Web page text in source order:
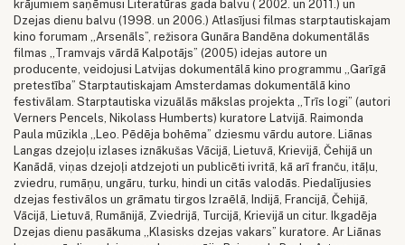
krājumiem saņēmusi Literatūras gada balvu ( 2002. un 2011.) un
Dzejas dienu balvu (1998. un 2006.) Atlasījusi filmas starptautiskajam
kino forumam „Arsenāls”, režisora Gunāra Bandēna dokumentālās
filmas „Tramvajs vārdā Kalpotājs” (2005) idejas autore un
producente, veidojusi Latvijas dokumentālā kino programmu „Garīgā
pretestība” Starptautiskajam Amsterdamas dokumentālā kino
festivālam. Starptautiska vizuālās mākslas projekta „Trīs logi” (autori
Verners Pencels, Nikolass Humberts) kuratore Latvijā. Raimonda
Paula mūzikla „Leo. Pēdēja bohēma” dziesmu vārdu autore. Liānas
Langas dzejoļu izlases iznākušas Vācijā, Lietuvā, Krievijā, Čehijā un
Kanādā, viņas dzejoļi atdzejoti un publicēti ivritā, kā arī franču, itāļu,
zviedru, rumāņu, ungāru, turku, hindi un citās valodās. Piedalījusies
dzejas festivālos un grāmatu tirgos Izraēlā, Indijā, Francijā, Čehijā,
Vācijā, Lietuvā, Rumānijā, Zviedrijā, Turcijā, Krievijā un citur. Ikgadēja
Dzejas dienu pasākuma „Klasisks dzejas vakars” kuratore. Ar Liānas